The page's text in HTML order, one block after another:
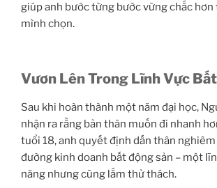
giúp anh bước từng bước vững chắc
mình chọn.
Vươn Lên Trong Lĩnh Vực
Sau khi hoàn thành một năm đại học,
nhận ra rằng bản thân muốn đi nhanh
tuổi 18, anh quyết định dấn thân
đường kinh doanh bất động sản – một
năng nhưng cũng lắm thử thách.